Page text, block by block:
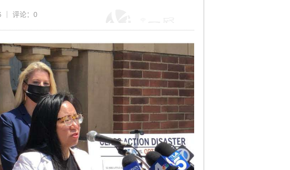
｜ 评论：0